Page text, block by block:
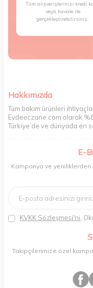
Tüm alışverişlerinizi kredi
veya havale ile
gerçekleştirebilirsiniz.
Hakkımızda
Tüm bakım ürünleri
Evdeeczane.com olarak
Türkiye’de ve dünyada en
paketliyoruz. Herhangi bir
müşteri temsilcilerimiz
2017 yılından bugüne,
distribütörlerinden faturalı
aynı şekilde faturalı ve
Paketleme sürecinde geri
atık oranımızı en aza
E-
Kampanya ve
KVKK Sözleşmesi'ni,
Takipçilerimize özel